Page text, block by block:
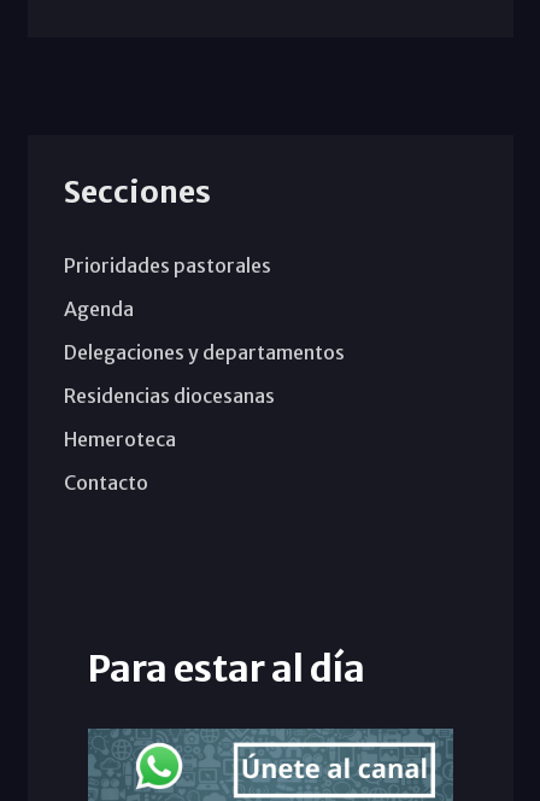
Secciones
Prioridades pastorales
Agenda
Delegaciones y departamentos
Residencias diocesanas
Hemeroteca
Contacto
Para estar al día